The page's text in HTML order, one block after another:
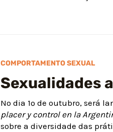
COMPORTAMENTO SEXUAL
Sexualidades
No dia 1º de outubro, será
placer y control en la
sobre a diversidade das